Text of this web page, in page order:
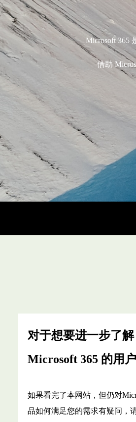
对于想要进一步了解
Microsoft 365 的用户
如果看完了本网站，但仍对
品如何满足您的需求有疑问，
Microsoft 365
借助